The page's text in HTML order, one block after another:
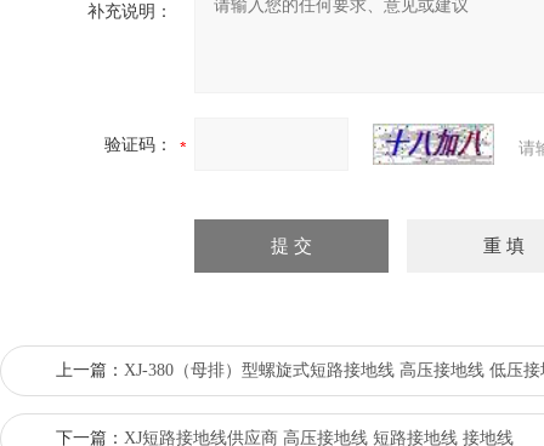
补充说明：
验证码： 请
上一篇： XJ-380（母排）型螺旋式短路接地线 高压接地线 低压
下一篇： XJ短路接地线供应商 高压接地线 短路接地线 接地线